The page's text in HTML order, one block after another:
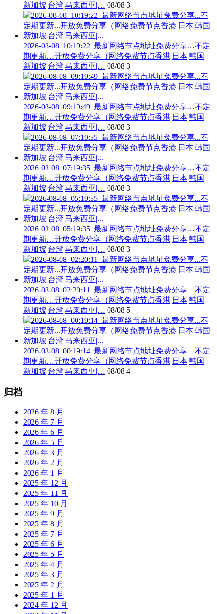
新加坡|台湾|马来西亚|… 08/08 3
2026-08-08_10:19:22_最新网络节点地址免费分享…不定
期更新…开放免费分享（网络免费节点香港|日本|韩国|
新加坡|台湾|马来西亚|… 08/08 3
2026-08-08_09:19:49_最新网络节点地址免费分享…不定
期更新…开放免费分享（网络免费节点香港|日本|韩国|
新加坡|台湾|马来西亚|… 08/08 3
2026-08-08_07:19:35_最新网络节点地址免费分享…不定
期更新…开放免费分享（网络免费节点香港|日本|韩国|
新加坡|台湾|马来西亚|… 08/08 3
2026-08-08_05:19:35_最新网络节点地址免费分享…不定
期更新…开放免费分享（网络免费节点香港|日本|韩国|
新加坡|台湾|马来西亚|… 08/08 3
2026-08-08_02:20:11_最新网络节点地址免费分享…不定
期更新…开放免费分享（网络免费节点香港|日本|韩国|
新加坡|台湾|马来西亚|… 08/08 5
2026-08-08_00:19:14_最新网络节点地址免费分享…不定
期更新…开放免费分享（网络免费节点香港|日本|韩国|
新加坡|台湾|马来西亚|… 08/08 4
归档
2026 年 8 月
2026 年 7 月
2026 年 6 月
2026 年 5 月
2026 年 3 月
2026 年 2 月
2026 年 1 月
2025 年 12 月
2025 年 11 月
2025 年 10 月
2025 年 9 月
2025 年 8 月
2025 年 7 月
2025 年 6 月
2025 年 5 月
2025 年 4 月
2025 年 3 月
2025 年 2 月
2025 年 1 月
2024 年 12 月